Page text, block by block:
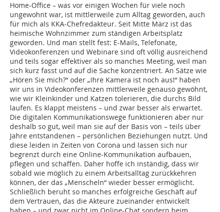
Home-Office – was vor einigen Wochen für viele noch
ungewohnt war, ist mittlerweile zum Alltag geworden, auch
für mich als KKA-Chefredakteur. Seit Mitte März ist das
heimische Wohnzimmer zum ständigen Arbeitsplatz
geworden. Und man stellt fest: E-Mails, Telefonate,
Videokonferenzen und Webinare sind oft völlig ausreichend
und teils sogar effektiver als so manches Meeting, weil man
sich kurz fasst und auf die Sache konzentriert. An Sätze wie
„Hören Sie mich?“ oder „Ihre Kamera ist noch aus!“ haben
wir uns in Videokonferenzen mittlerweile genauso gewöhnt,
wie wir Kleinkinder und Katzen tolerieren, die durchs Bild
laufen. Es klappt meistens – und zwar besser als erwartet.
Die digitalen Kommunikationswege funktionieren aber nur
deshalb so gut, weil man sie auf der Basis von – teils über
Jahre entstandenen – persönlichen Beziehungen nutzt. Und
diese leiden in Zeiten von Corona und lassen sich nur
begrenzt durch eine Online-Kommunikation aufbauen,
pflegen und schaffen. Daher hoffe ich inständig, dass wir
sobald wie möglich zu einem Arbeitsalltag zurückkehren
können, der das „Menscheln“ wieder besser ermöglicht.
Schließlich beruht so manches erfolgreiche Geschäft auf
dem Vertrauen, das die Akteure zueinander entwickelt